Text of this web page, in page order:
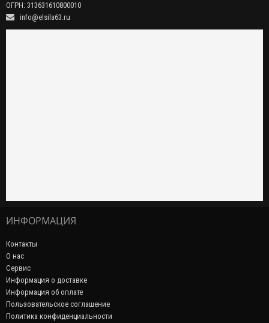
ОГРН: 313631610800010
info@elsila63.ru
ИНФОРМАЦИЯ
Контакты
О нас
Сервис
Информация о доставке
Информация об оплате
Пользовательское соглашение
Политика конфиденциальности